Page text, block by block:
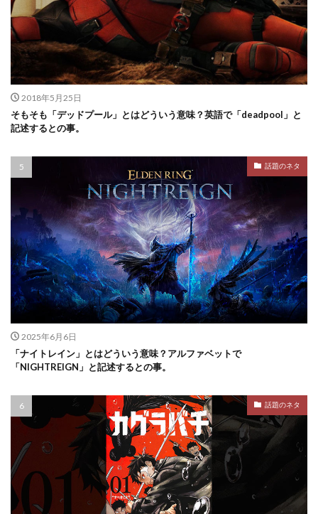
2018年5月25日
そもそも「デッドプール」とはどういう意味？英語で「deadpool」と
記述するとの事。
話題のネタ
2025年6月6日
「ナイトレイン」とはどういう意味？アルファベットで
「NIGHTREIGN」と記述するとの事。
話題のネタ